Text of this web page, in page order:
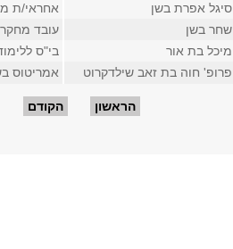
סיגל אפרת בשן
אחראי/ת
שחר בשן
עובד מחקר
מיכל בת אור
בי"ס
פרופ' חוה בת זאב שילדקרוט
אמריטוס
הראשון הקודם